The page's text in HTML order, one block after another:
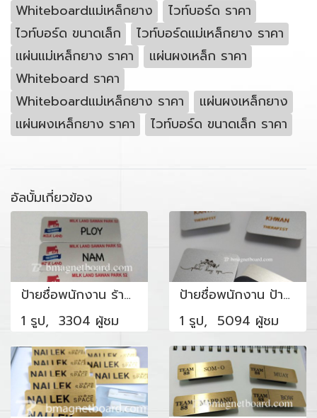
Whiteboardแม่เหล็กยาง
ไวท์บอร์ด ราคา
ไวท์บอร์ด ขนาดเล็ก
ไวท์บอร์ดแม่เหล็กยาง ราคา
แผ่นแม่เหล็กยาง ราคา
แผ่นผงเหล็ก ราคา
Whiteboard ราคา
Whiteboardแม่เหล็กยาง ราคา
แผ่นผงเหล็กยาง
แผ่นผงเหล็กยาง ราคา
ไวท์บอร์ด ขนาดเล็ก ราคา
อัลบั้มเกี่ยวข้อง
ป้ายชื่อพนักงาน ร้านเครื่องดื่มสมูทตี้
1 รูป, 3304 ผู้ชม
ป้ายชื่อพนักงาน ป้ายชื่อพนักงานต้อนรับ
1 รูป, 5094 ผู้ชม